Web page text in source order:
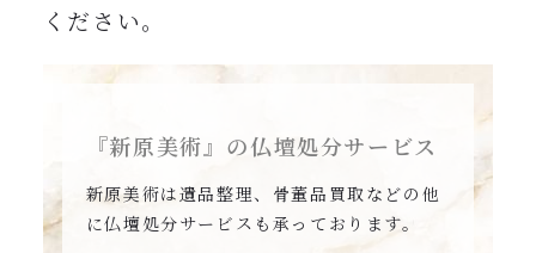
ください。
『新原美術』の仏壇処分サービス
新原美術は遺品整理、骨董品買取などの他
に仏壇処分サービスも承っております。